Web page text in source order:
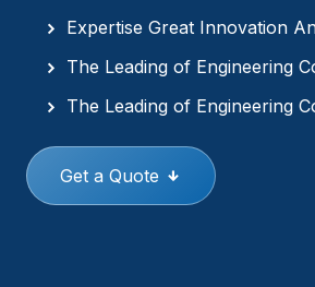
Expertise Great Innovation
The Leading of Engineering
The Leading of Engineering
Get a Quote